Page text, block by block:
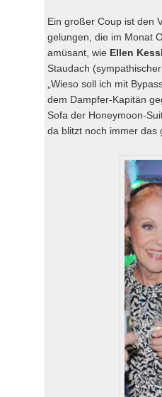
Ein großer Coup ist den
gelungen, die im Monat
amüsant, wie Ellen
Staudach
„Wieso soll ich mit
dem Dampfer-Kapitän
Sofa der Honeymoon-
da blitzt noch immer das